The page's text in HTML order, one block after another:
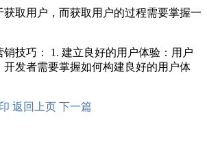
取用户，而获取用户的过程需要掌握一
技巧： 1. 建立良好的用户体验：用户
开发者需要掌握如何构建良好的用户体
返回上页 下一篇